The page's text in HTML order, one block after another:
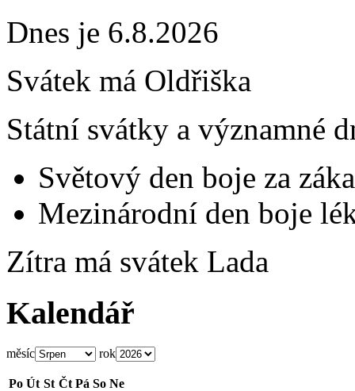
Dnes je 6.8.2026
Svátek má Oldřiška
Státní svátky a významné
Světový den boje za
Mezinárodní den boje
Zítra má svátek Lada
Kalendář
měsíc rok
Po Út St Čt Pá So Ne